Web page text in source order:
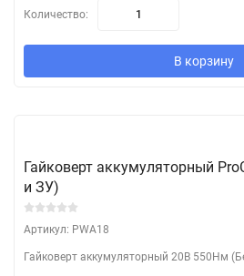
Количество:
В корзину
Гайковерт аккумуляторный
и ЗУ)
Артикул: PWA18
Гайковерт аккумуляторный 20В 550Нм